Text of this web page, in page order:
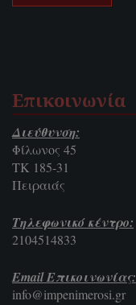
Επικοινωνία
Διεύθυνση:
Φίλωνος 45
ΤΚ 185-31
Πειραιάς
Τηλεφωνικό κέντρο:
2104514833
Email Επικοινωνίας:
info@impenimerosi.gr